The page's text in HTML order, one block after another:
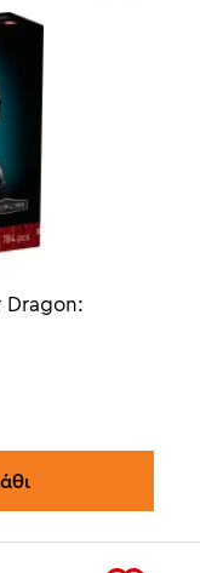
Dragon: